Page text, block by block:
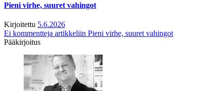
Pieni virhe, suuret vahingot
Kirjoitettu 5.6.2026
Ei kommentteja artikkeliin Pieni virhe, suuret vahingot
Pääkirjoitus